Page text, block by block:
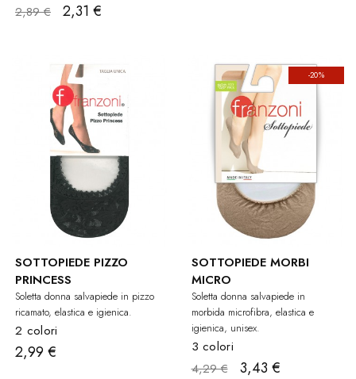
2,89 €
2,31 €
SOTTOPIEDE PIZZO
PRINCESS
Soletta donna salvapiede in pizzo
ricamato, elastica e igienica.
2 colori
2,99 €
-20%
SOTTOPIEDE MORBI
MICRO
Soletta donna salvapiede in
morbida microfibra, elastica e
igienica, unisex.
3 colori
4,29 €
3,43 €